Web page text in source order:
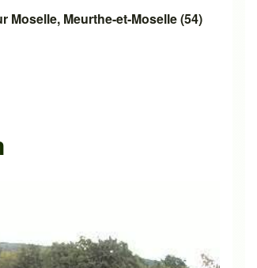
Moselle, Meurthe-et-Moselle (54)